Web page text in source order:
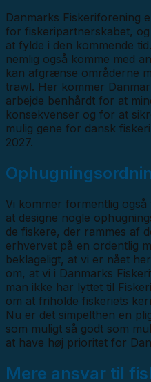
Danmarks Fiskeriforening
for fiskeripartnerskabet,
at fylde i den kommende
nemlig også komme med
kan afgrænse områderne
trawl. Her kommer
arbejde benhårdt for at
konsekvenser og for at
mulig gene for dansk
2027.
Vi kommer formentlig
at designe nogle
de fiskere, der rammes af
erhvervet på en ordentlig
beklageligt, at vi er nået
om, at vi i Danmarks
man ikke har lyttet til
om at friholde fiskeriets
Nu er det simpelthen en
som muligt så godt som
at have høj prioritet for
Mere ansvar til